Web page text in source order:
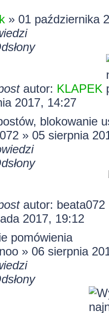
» 01 października
autor: KLAPEK
2017, 14:27
blokowanie
» 05 sierpnia
autor: beata072
2017, 19:12
pomówienia
» 06 sierpnia